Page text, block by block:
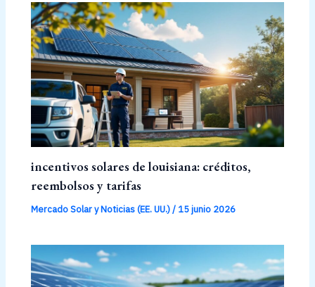
incentivos solares de louisiana: créditos,
reembolsos y tarifas
Mercado Solar y Noticias (EE. UU.)/ 15 junio 2026